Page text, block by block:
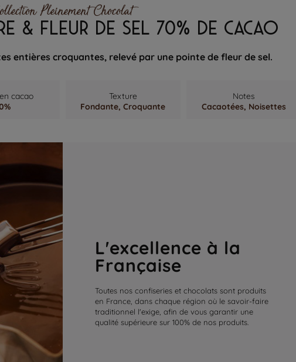
Pleinement Chocolat
& FLEUR DE SEL 70% DE CACAO
entières croquantes, relevé par une pointe de fleur de sel.
cacao Texture
Fondante, Croquante
Notes
Cacaotées, Noisettes
L'excellence à la
Française
Toutes nos confiseries et chocolats sont produits
en France, dans chaque région où le savoir-faire
traditionnel l'exige, afin de vous garantir une
qualité supérieure sur 100% de nos produits.